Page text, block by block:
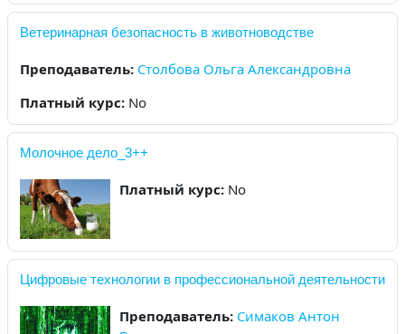
Ветеринарная безопасность в животноводстве
Преподаватель: Столбова Ольга Александровна
Платный курс: No
Молочное дело_3++
Платный курс: No
Цифровые технологии в профессиональной деятельности
Преподаватель: Симаков Антон